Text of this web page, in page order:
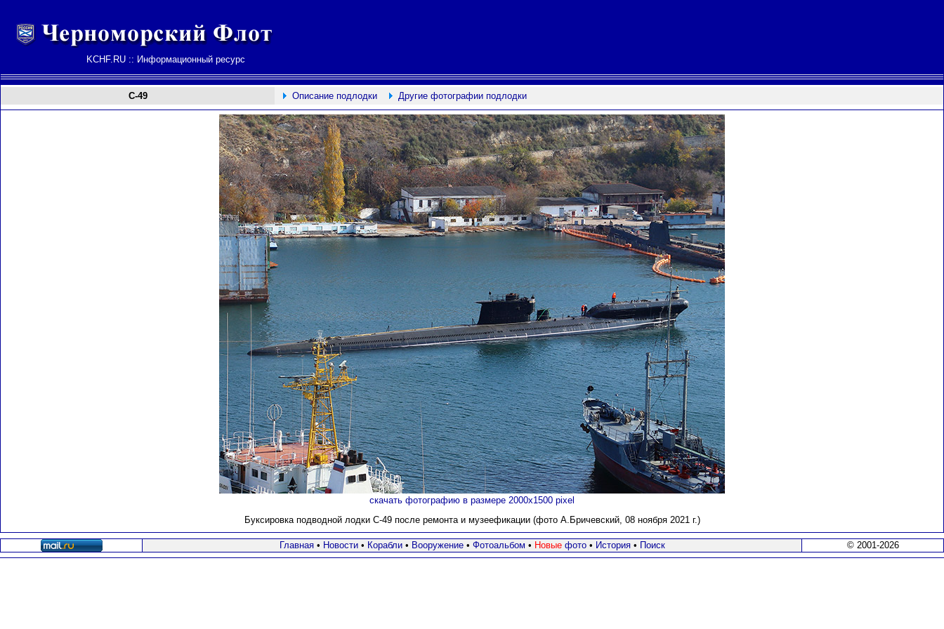
KCHF.RU :: Информационный ресурс
С-49 Описание подлодки Другие фотографии подлодки
скачать фотографию в размере 2000х1500 pixel
Буксировка подводной лодки С-49 после ремонта и музеефикации (фото А.Бричевский, 08 ноября 2021 г.)
Главная• Новости• Корабли• Вооружение • Фотоальбом • Новыефото • История• Поиск © 2001-2026